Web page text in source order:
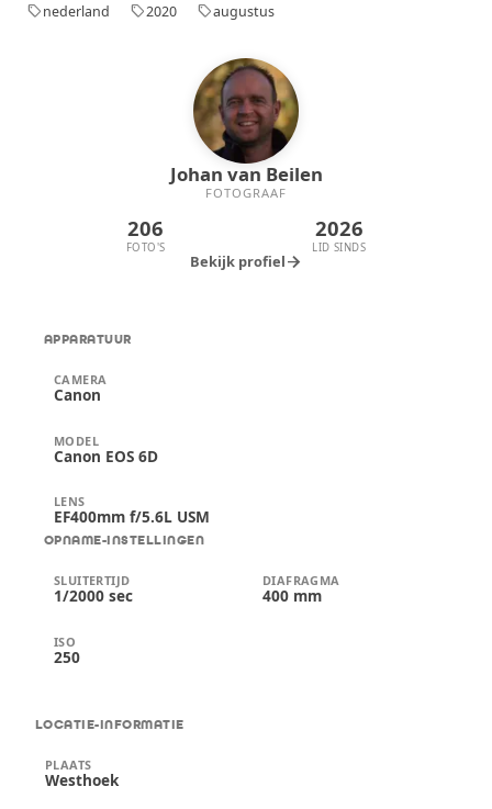
een onzichtbare choreografie volgden. Het
contrast met het rustige water eronder
maakten het moment onvergetelijk.
sellnederland sell2020 sellaugustus
Johan van Beilen
FOTOGRAAF
206
FOTO'S
2026
LID SINDS
Bekijk profielarrow_forward
APPARATUUR
CAMERA
Canon
MODEL
Canon EOS 6D
LENS
EF400mm f/5.6L USM
OPNAME-INSTELLINGEN
SLUITERTIJD
1/2000 sec
DIAFRAGMA
400 mm
ISO
250
LOCATIE-INFORMATIE
PLAATS
Westhoek